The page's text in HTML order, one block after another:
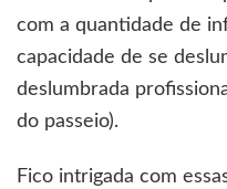
com a quantidade de
capacidade de se
deslumbrada
do passeio).
Fico intrigada com